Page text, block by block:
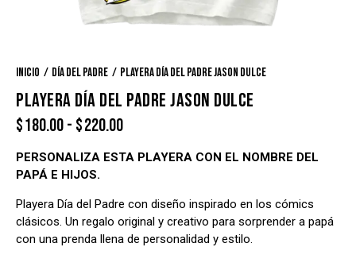
Inicio Día del Padre Playera Día del Padre Jason Dulce
PLAYERA DÍA DEL PADRE JASON DULCE
$180.00- $220.00
PERSONALIZA ESTA PLAYERA CON EL NOMBRE DEL
PAPÁ E HIJOS.
Playera Día del Padre con diseño inspirado en los cómics
clásicos. Un regalo original y creativo para sorprender a papá
con una prenda llena de personalidad y estilo.